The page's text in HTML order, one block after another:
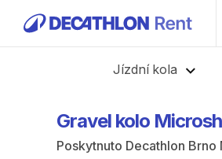
Jízdní kola
Gravel kolo
Poskytnuto Decathlon Brno